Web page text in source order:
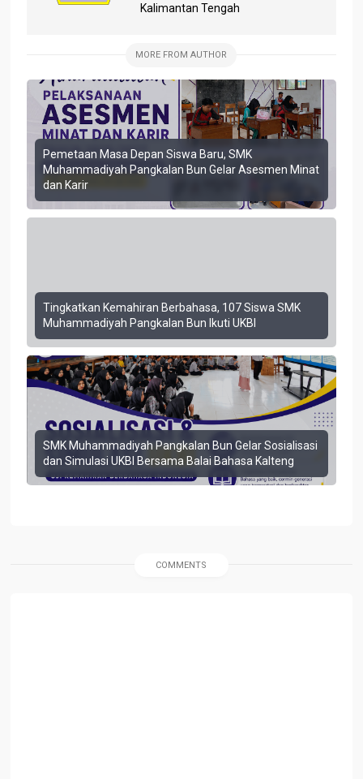
Kalimantan Tengah
MORE FROM AUTHOR
Pemetaan Masa Depan Siswa Baru, SMK
Muhammadiyah Pangkalan Bun Gelar Asesmen Minat
dan Karir
Tingkatkan Kemahiran Berbahasa, 107 Siswa SMK
Muhammadiyah Pangkalan Bun Ikuti UKBI
SMK Muhammadiyah Pangkalan Bun Gelar Sosialisasi
dan Simulasi UKBI Bersama Balai Bahasa Kalteng
COMMENTS